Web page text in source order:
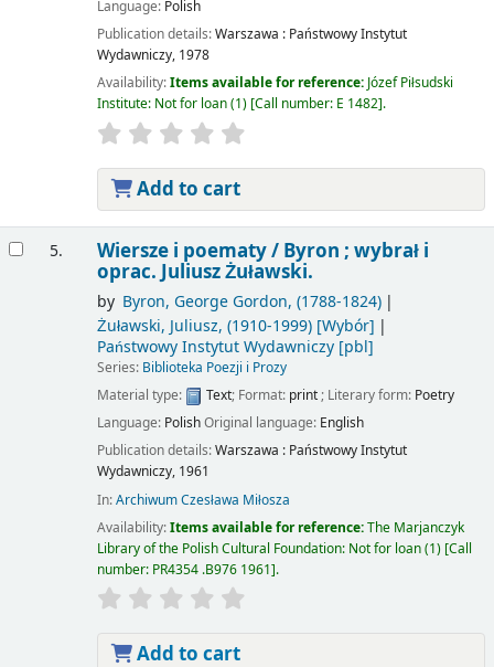
Language: Polish
Publication details:Warszawa : Państwowy Instytut
Wydawniczy, 1978
Availability:Items available for reference: Józef Piłsudski
Institute: Not for loan(1) Call number: E 1482 .
Add to cart
5. Wiersze i poematy / Byron ; wybrał i
oprac. Juliusz Żuławski.
by Byron, George Gordon, (1788-1824)
Żuławski, Juliusz, (1910-1999)[Wybór]
Państwowy Instytut Wydawniczy[pbl]
Series: Biblioteka Poezji i Prozy
Material type:
Text; Format: print; Literary form: Poetry
Language: PolishOriginal language: English
Publication details:Warszawa : Państwowy Instytut
Wydawniczy, 1961
In:Archiwum Czesława Miłosza
Availability:Items available for reference:The Marjanczyk
Library of the Polish Cultural Foundation: Not for loan(1) Call
number: PR4354 .B976 1961 .
Add to cart